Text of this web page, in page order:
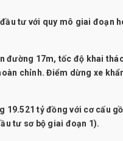
tư với quy mô giai đoạn
đường 17m, tốc độ khai
chỉnh. Điểm dừng xe
tỷ đồng với cơ cấu
tư sơ bộ giai đoạn 1).